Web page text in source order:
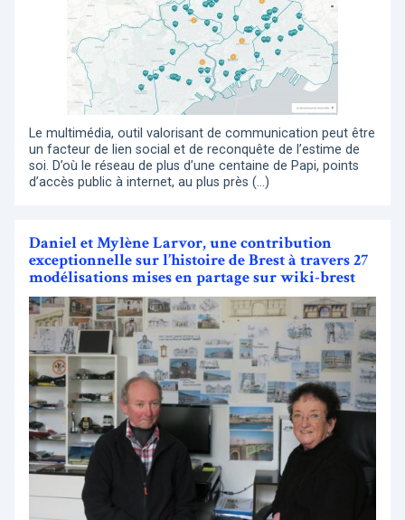
Le multimédia, outil valorisant de communication peut être
un facteur de lien social et de reconquête de l’estime de
soi. D’où le réseau de plus d’une centaine de Papi, points
d’accès public à internet, au plus près (…)
Daniel et Mylène Larvor, une contribution
exceptionnelle sur l’histoire de Brest à travers 27
modélisations mises en partage sur wiki-brest